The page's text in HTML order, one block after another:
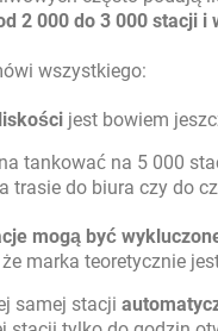
2 000 do 3 000 stacji i
wszystkiego:
jest bowiem
tankować na 5 000
trasie do biura czy do
mogą być
marka teoretycznie
samej stacji